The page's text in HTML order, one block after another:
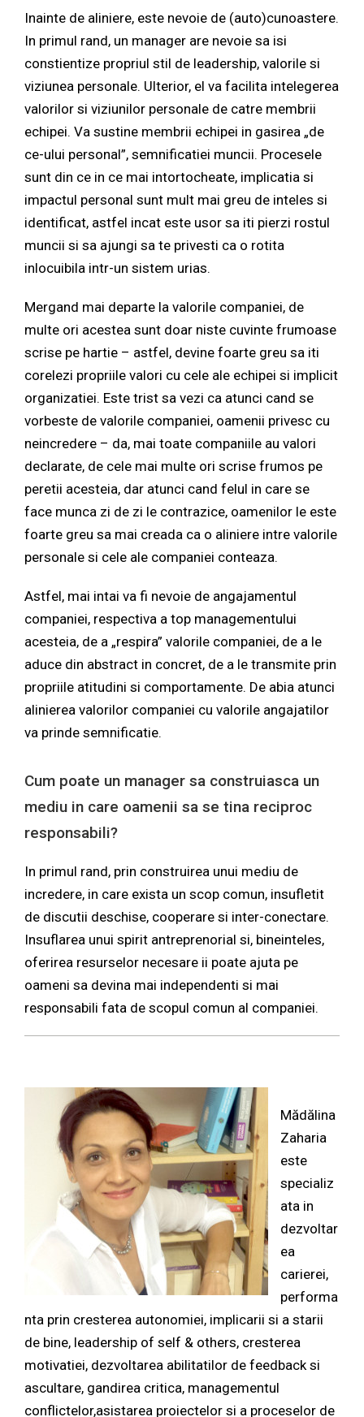
Inainte de aliniere, este nevoie de (auto)cunoastere.
In primul rand, un manager are nevoie sa isi
constientize propriul stil de leadership, valorile si
viziunea personale. Ulterior, el va facilita intelegerea
valorilor si viziunilor personale de catre membrii
echipei. Va sustine membrii echipei in gasirea „de
ce-ului personal”, semnificatiei muncii. Procesele
sunt din ce in ce mai intortocheate, implicatia si
impactul personal sunt mult mai greu de inteles si
identificat, astfel incat este usor sa iti pierzi rostul
muncii si sa ajungi sa te privesti ca o rotita
inlocuibila intr-un sistem urias.
Mergand mai departe la valorile companiei, de
multe ori acestea sunt doar niste cuvinte frumoase
scrise pe hartie – astfel, devine foarte greu sa iti
corelezi propriile valori cu cele ale echipei si implicit
organizatiei. Este trist sa vezi ca atunci cand se
vorbeste de valorile companiei, oamenii privesc cu
neincredere – da, mai toate companiile au valori
declarate, de cele mai multe ori scrise frumos pe
peretii acesteia, dar atunci cand felul in care se
face munca zi de zi le contrazice, oamenilor le este
foarte greu sa mai creada ca o aliniere intre valorile
personale si cele ale companiei conteaza.
Astfel, mai intai va fi nevoie de angajamentul
companiei, respectiva a top managementului
acesteia, de a „respira” valorile companiei, de a le
aduce din abstract in concret, de a le transmite prin
propriile atitudini si comportamente. De abia atunci
alinierea valorilor companiei cu valorile angajatilor
va prinde semnificatie.
Cum poate un manager sa construiasca un
mediu in care oamenii sa se tina reciproc
responsabili?
In primul rand, prin construirea unui mediu de
incredere, in care exista un scop comun, insufletit
de discutii deschise, cooperare si inter-conectare.
Insuflarea unui spirit antreprenorial si, bineinteles,
oferirea resurselor necesare ii poate ajuta pe
oameni sa devina mai independenti si mai
responsabili fata de scopul comun al companiei.
Mădălina
Zaharia
este
specializ
ata in
dezvoltar
ea
carierei,
performa
nta prin cresterea autonomiei, implicarii si a starii
de bine, leadership of self & others, cresterea
motivatiei, dezvoltarea abilitatilor de feedback si
ascultare, gandirea critica, managementul
conflictelor,asistarea proiectelor si a proceselor de